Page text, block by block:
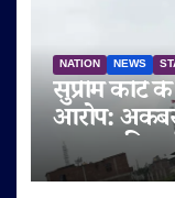
NATION NEWS
सुप्रीम
आरोप:
तालाब की
प्लॉटिंग का